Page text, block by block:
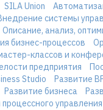
SILA Union
системы
Описание, анализ,
бизнес-процессов
классов и
предприятия
Studio
Развитие
Развитие бизнеса
управления